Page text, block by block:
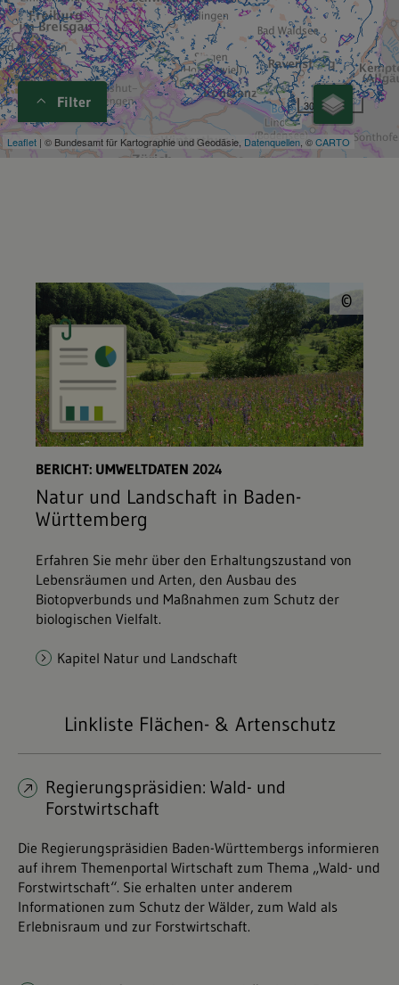
Filter
© ©
BERICHT: UMWELTDATEN 2024
Natur und Landschaft in Baden-
Württemberg
Erfahren Sie mehr über den Erhaltungszustand von
Lebensräumen und Arten, den Ausbau des
Biotopverbunds und Maßnahmen zum Schutz der
biologischen Vielfalt.
Kapitel Natur und Landschaft
Linkliste Flächen- & Artenschutz
Regierungspräsidien: Wald- und
Forstwirtschaft
Die Regierungspräsidien Baden-Württembergs informieren
auf ihrem Themenportal Wirtschaft zum Thema „Wald- und
Forstwirtschaft“. Sie erhalten unter anderem
Informationen zum Schutz der Wälder, zum Wald als
Erlebnisraum und zur Forstwirtschaft.